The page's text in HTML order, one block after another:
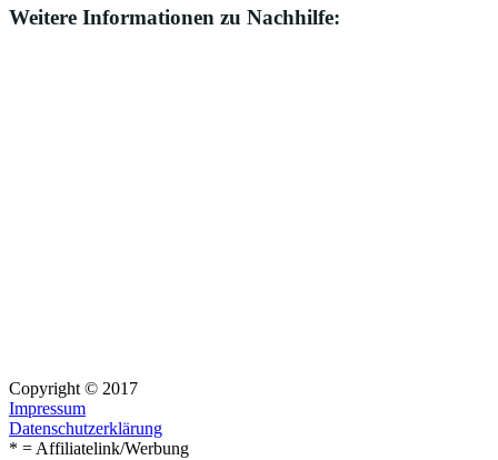
Weitere Informationen zu Nachhilfe:
Copyright © 2017
Impressum
Datenschutzerklärung
* = Affiliatelink/Werbung